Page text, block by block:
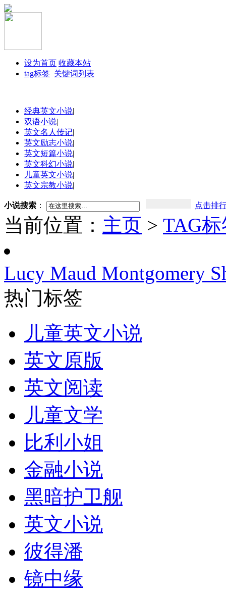
设为首页 收藏本站
tag标签 关键词列表
经典英文小说|
双语小说|
英文名人传记|
英文励志小说|
英文短篇小说|
英文科幻小说|
儿童英文小说|
英文宗教小说|
小说搜索 ： 点击排
当前位置： 主页 > TAG
Lucy Maud Montgomery
热门标签
儿童英文小说
英文原版
英文阅读
儿童文学
比利小姐
金融小说
黑暗护卫舰
英文小说
彼得潘
镜中缘